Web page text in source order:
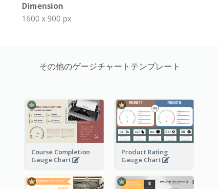
Dimension
1600 x 900 px
その他のゲージチャートテンプレート
Course Completion
Gauge Chart
Product Rating
Gauge Chart